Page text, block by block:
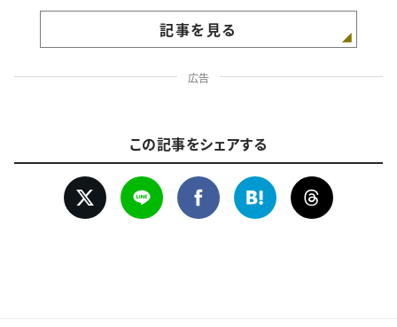
記事を見る
広告
この記事をシェアする